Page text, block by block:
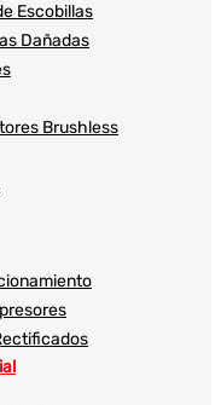
Escobillas
Dañadas
Brushless